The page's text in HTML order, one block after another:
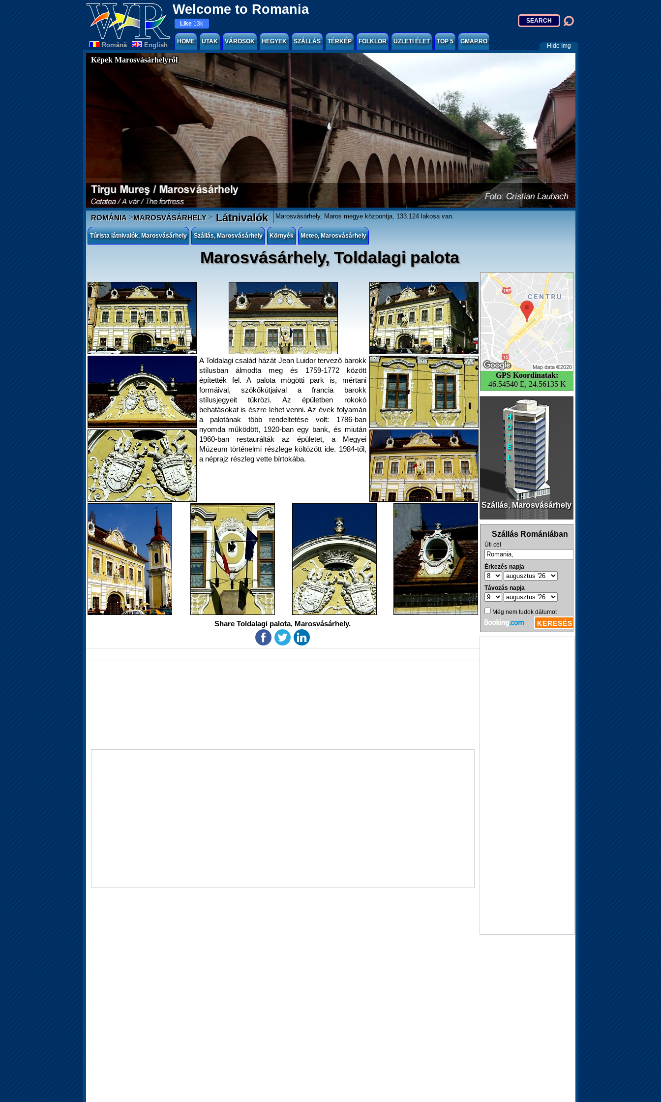
Welcome to Romania
Românã English
Like 13k
HOME UTAK VÁROSOK HEGYEK SZÁLLÁS TÉRKÉP FOLKLOR ÜZLETI ÉLET TOP 5 GMAP.RO
Hide Img
Képek Marosvásárhelyről
ROMÁNIA>MAROSVÁSÁRHELY>Látnivalók Marosvásárhely, Maros megye központja, 133.124 lakosa van.
Túrista látnivalók, Marosvásárhely Szállás, Marosvásárhely Környék Meteo, Marosvásárhely
Marosvásárhely, Toldalagi palota
GPS Koordinatak:
46.54540 E, 24.56135 K
A Toldalagi család házát Jean Luidor tervező barokk
stílusban álmodta meg és 1759-1772 között
építették fel. A palota mögötti park is, mértani
formáival, szökőkútjaival a francia barokk
stílusjegyeit tükrözi. Az épületben rokokó
behatásokat is észre lehet venni. Az évek folyamán
a palotának több rendeltetése volt: 1786-ban
nyomda működött, 1920-ban egy bank, és miután
1960-ban restaurálták az épületet, a Megyei
Múzeum történelmi részlege költözött ide. 1984-től,
a néprajz részleg vette bírtokába.
Szállás, Marosvásárhely
Share Toldalagi palota, Marosvásárhely.